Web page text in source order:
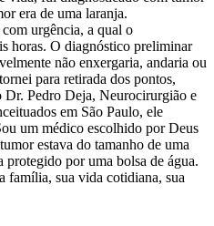
era de uma laranja.
urgência, a qual o
horas. O diagnóstico preliminar
não enxergaria, andaria ou
para retirada dos pontos,
Pedro Deja, Neurocirurgião e
em São Paulo, ele
um médico escolhido por Deus
estava do tamanho de uma
por uma bolsa de água.
família, sua vida cotidiana, sua